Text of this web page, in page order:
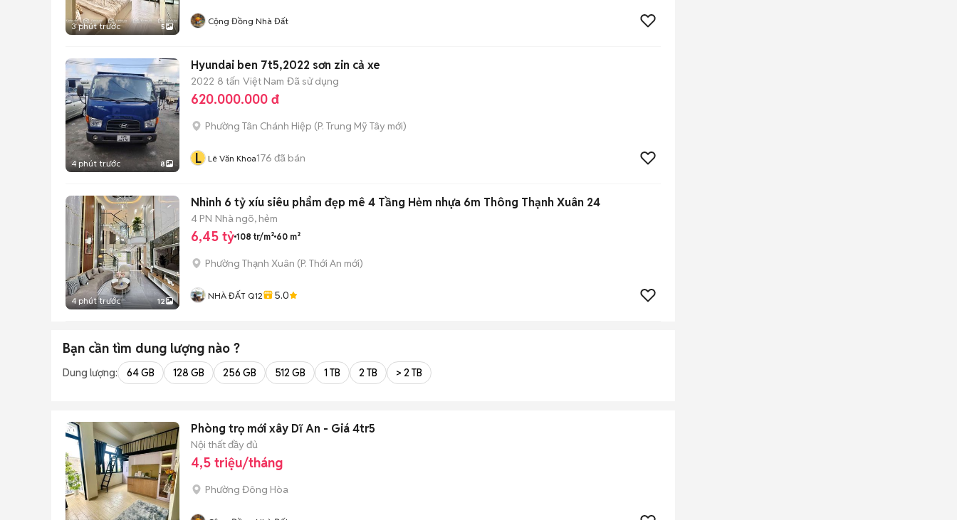
3 phút trước 5 Cộng Đồng Nhà Đất
4 phút trước 8
Hyundai ben 7t5,2022 sơn zin cả xe
2022 8 tấn Việt Nam Đã sử dụng
620.000.000 đ
Phường Tân Chánh Hiệp (P. Trung Mỹ Tây mới)
L Lê Văn Khoa176 đã bán
4 phút trước 12
Nhỉnh 6 tỷ xíu siêu phẩm đẹp mê 4 Tầng Hẻm nhựa 6m Thông Thạnh Xuân 24
4 PN Nhà ngõ, hẻm
6,45 tỷ 108 tr/m² 60 m²
Phường Thạnh Xuân (P. Thới An mới)
NHÀ ĐẤT Q12 5.0
Bạn cần tìm dung lượng nào ?
Dung lượng: 64 GB 128 GB 256 GB 512 GB 1 TB 2 TB > 2 TB
Phòng trọ mới xây Dĩ An - Giá 4tr5
Nội thất đầy đủ
4,5 triệu/tháng
Phường Đông Hòa